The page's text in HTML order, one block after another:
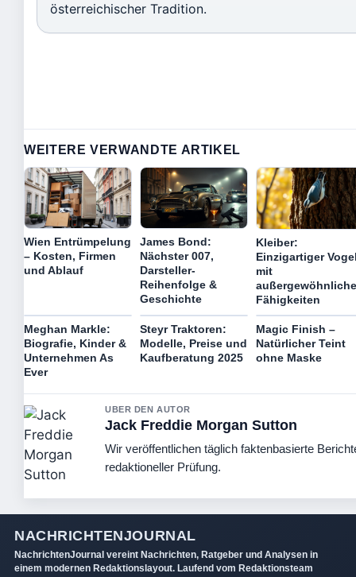
österreichischer Tradition.
WEITERE VERWANDTE ARTIKEL
Wien Entrümpelung
– Kosten, Firmen
und Ablauf
James Bond:
Nächster 007,
Darsteller-
Reihenfolge &
Geschichte
Kleiber:
Einzigartiger
mit
Fähigkeiten
Meghan Markle:
Biografie, Kinder &
Unternehmen As
Ever
Steyr Traktoren:
Modelle, Preise und
Kaufberatung 2025
Magic Finish –
Natürlicher Teint
ohne Maske
UBER DEN AUTOR
Jack Freddie Morgan Sutton
Wir veröffentlichen täglich faktenbasierte
redaktioneller Prüfung.
NACHRICHTENJOURNAL
NachrichtenJournal vereint Nachrichten, Ratgeber und Analysen in
einem modernen Redaktionslayout. Laufend vom Redaktionsteam